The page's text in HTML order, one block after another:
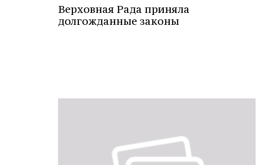
Верховная Рада приняла
долгожданные законы